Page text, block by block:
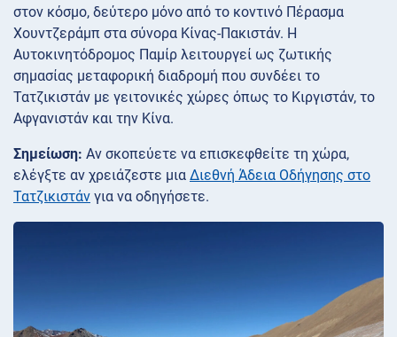
στον κόσμο, δεύτερο μόνο από το κοντινό Πέρασμα
Χουντζεράμπ στα σύνορα Κίνας-Πακιστάν. Η
Αυτοκινητόδρομος Παμίρ λειτουργεί ως ζωτικής
σημασίας μεταφορική διαδρομή που συνδέει το
Τατζικιστάν με γειτονικές χώρες όπως το Κιργιστάν, το
Αφγανιστάν και την Κίνα.
Σημείωση: Αν σκοπεύετε να επισκεφθείτε τη χώρα,
ελέγξτε αν χρειάζεστε μια Διεθνή Άδεια Οδήγησης στο
Τατζικιστάν για να οδηγήσετε.